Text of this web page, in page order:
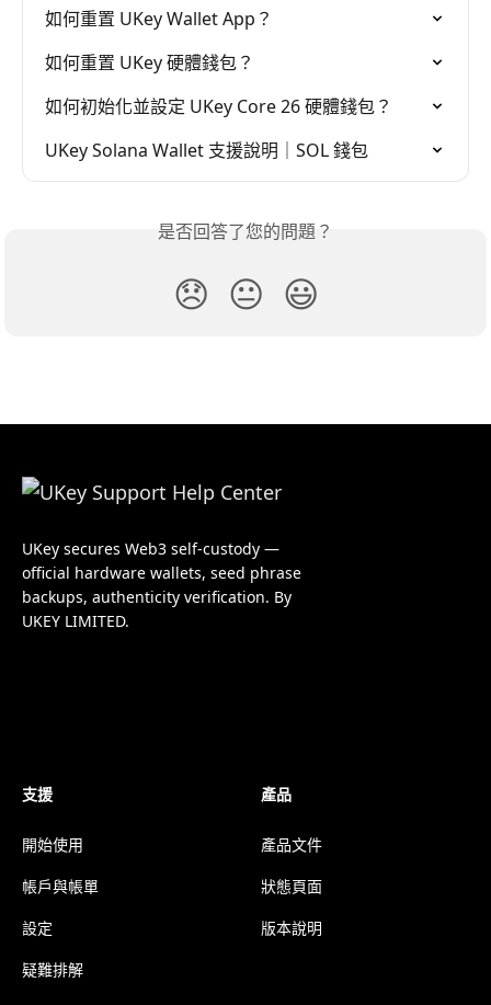
如何重置 UKey Wallet App？
如何重置 UKey 硬體錢包？
如何初始化並設定 UKey Core 26 硬體錢包？
UKey Solana Wallet 支援說明｜SOL 錢包
是否回答了您的問題？
😞 😐 😃
UKey secures Web3 self-custody —
official hardware wallets, seed phrase
backups, authenticity verification. By
UKEY LIMITED.
支援
開始使用
帳戶與帳單
設定
疑難排解
產品
產品文件
狀態頁面
版本說明